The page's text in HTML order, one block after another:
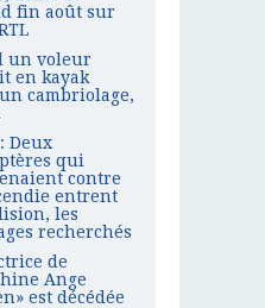
fin août sur
un voleur
en kayak
cambriolage,
Deux
qui
contre
entrent
les
recherchés
de
Ange
est décédée